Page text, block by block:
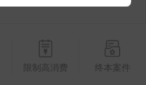
限制高消费 终本案件
VIP会员 SVIP会员